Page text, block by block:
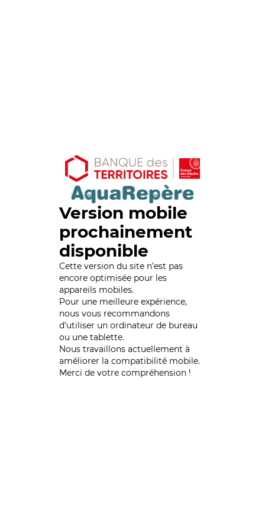
Version mobile
prochainement
disponible
Cette version du site n’est pas
encore optimisée pour les
appareils mobiles.
Pour une meilleure expérience,
nous vous recommandons
d'utiliser un ordinateur de bureau
ou une tablette.
Nous travaillons actuellement à
améliorer la compatibilité mobile.
Merci de votre compréhension !